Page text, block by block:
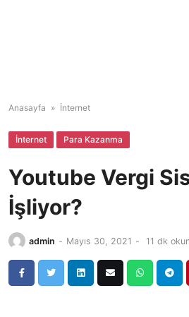
Anasayfa » İnternet
İnternet Para Kazanma
Youtube Vergi
İşliyor?
admin - Mayıs 30, 2021 - 11 dk